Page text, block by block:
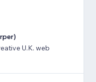
U.K. web